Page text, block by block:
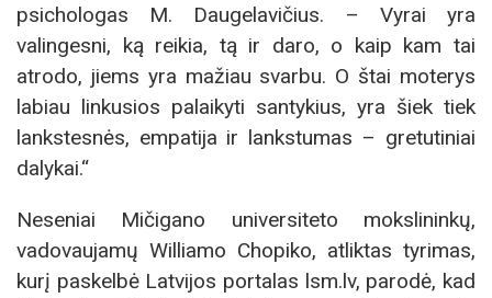
psichologas M. Daugelavičius. – Vyrai yra
valingesni, ką reikia, tą ir daro, o kaip kam tai
atrodo, jiems yra mažiau svarbu. O štai moterys
labiau linkusios palaikyti santykius, yra šiek tiek
lankstesnės, empatija ir lankstumas – gretutiniai
dalykai.“
Neseniai Mičigano universiteto mokslininkų,
vadovaujamų Williamo Chopiko, atliktas tyrimas,
kurį paskelbė Latvijos portalas lsm.lv, parodė, kad